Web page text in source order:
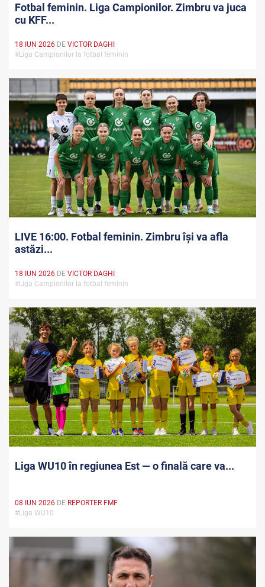
Fotbal feminin. Liga Campionilor. Zimbru va juca
cu KFF...
18 IUN 2026 DE VICTOR DAGHI
#Liga Campionilor la fotbal feminin
LIVE 16:00. Fotbal feminin. Zimbru își va afla
astăzi...
18 IUN 2026 DE VICTOR DAGHI
#Liga Campionilor la fotbal feminin
Liga WU10 în regiunea Est — o finală care va...
08 IUN 2026 DE REPORTER FMF
#Liga WU10